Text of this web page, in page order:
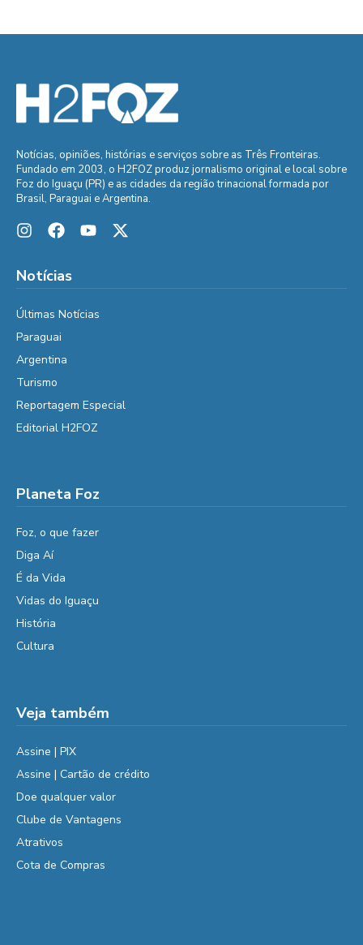
Notícias, opiniões, histórias e serviços sobre as Três Fronteiras.
Fundado em 2003, o H2FOZ produz jornalismo original e local sobre
Foz do Iguaçu (PR) e as cidades da região trinacional formada por
Brasil, Paraguai e Argentina.
Notícias
Últimas Notícias
Paraguai
Argentina
Turismo
Reportagem Especial
Editorial H2FOZ
Planeta Foz
Foz, o que fazer
Diga Aí
É da Vida
Vidas do Iguaçu
História
Cultura
Veja também
Assine | PIX
Assine | Cartão de crédito
Doe qualquer valor
Clube de Vantagens
Atrativos
Cota de Compras